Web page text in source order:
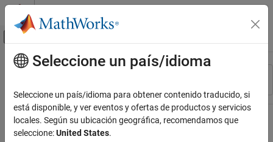
Saltar al contenido
Mostrar/ocultar menú de navegación
Recurso
Contenido principal
Seleccione un país/idioma
Seleccione un país/idioma para obtener contenido traducido, si
está disponible, y ver eventos y ofertas de productos y servicios
locales. Según su ubicación geográfica, recomendamos que
seleccione:United States.